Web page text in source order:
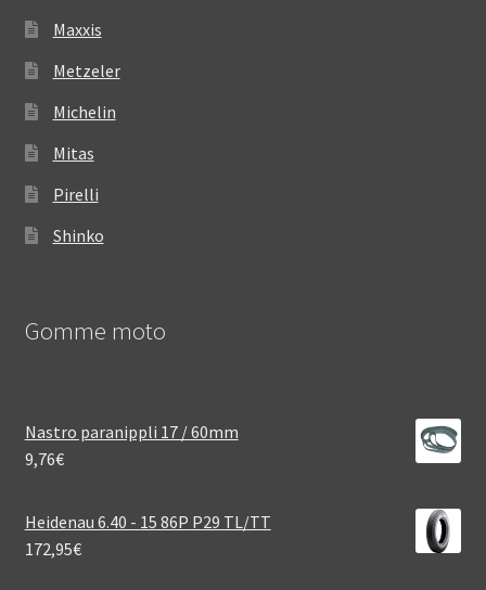
Maxxis
Metzeler
Michelin
Mitas
Pirelli
Shinko
Gomme moto
Nastro paranippli 17 / 60mm
9,76€
Heidenau 6.40 - 15 86P P29 TL/TT
172,95€